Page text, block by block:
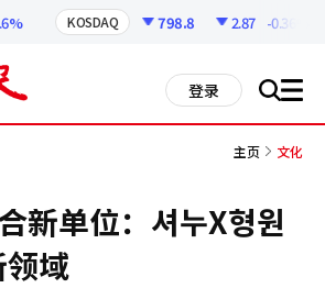
KOSDAQ 798.8 2.87 -0.36%
登录 搜 all
主页 文化
新单位：셔누X형원
域